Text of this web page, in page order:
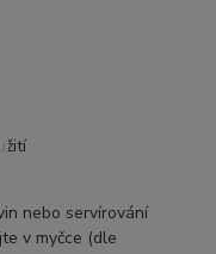
nebo servírování
v myčce (dle